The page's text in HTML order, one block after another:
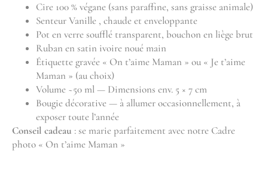
Cire 100 % végane (sans paraffine, sans graisse animale)
Senteur Vanille , chaude et enveloppante
Pot en verre soufflé transparent, bouchon en liège brut
Ruban en satin ivoire noué main
Étiquette gravée « On t’aime Maman » ou « Je t’aime
Maman » (au choix)
Volume ~50 ml — Dimensions env. 5 × 7 cm
Bougie décorative — à allumer occasionnellement, à
exposer toute l’année
Conseil cadeau : se marie parfaitement avec notre Cadre
photo « On t’aime Maman »